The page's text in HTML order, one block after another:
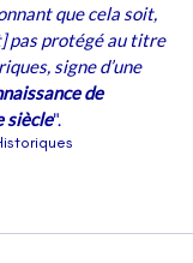
que cela soit,
pas protégé au titre
signe d’une
de
siècle".